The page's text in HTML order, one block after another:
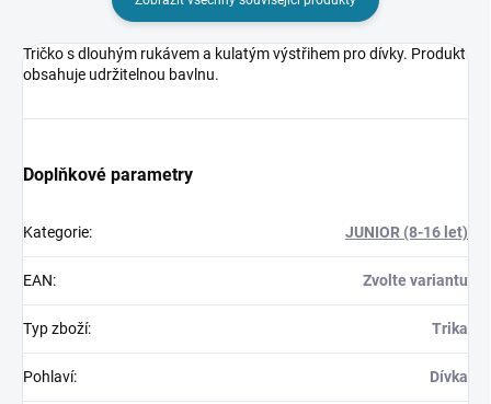
Tričko s dlouhým rukávem a kulatým výstřihem pro dívky. Produkt
obsahuje udržitelnou bavlnu.
Doplňkové parametry
Kategorie: JUNIOR (8-16 let)
EAN: Zvolte variantu
Typ zboží: Trika
Pohlaví: Dívka